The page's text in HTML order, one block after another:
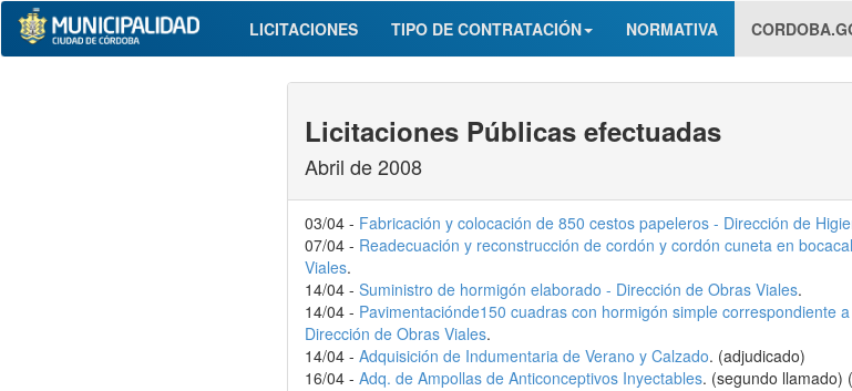
LICITACIONES TIPO DE CONTRATACIÓN NORMATIVA
Licitaciones Públicas efectuadas
Abril de 2008
03/04 - Fabricación y colocación de 850 cestos papeleros - Dirección de
07/04 - Readecuación y reconstrucción de cordón y cordón cuneta en
Viales.
14/04 - Suministro de hormigón elaborado - Dirección de Obras Viales.
14/04 - Pavimentaciónde150 cuadras con hormigón simple correspondiente
Dirección de Obras Viales.
14/04 - Adquisición de Indumentaria de Verano y Calzado. (adjudicado)
16/04 - Adq. de Ampollas de Anticonceptivos Inyectables. (segundo llamado)